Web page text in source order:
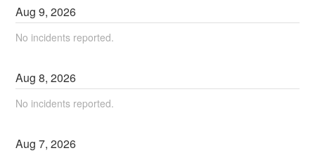
Aug9,2026
No incidents reported.
Aug8,2026
No incidents reported.
Aug7,2026